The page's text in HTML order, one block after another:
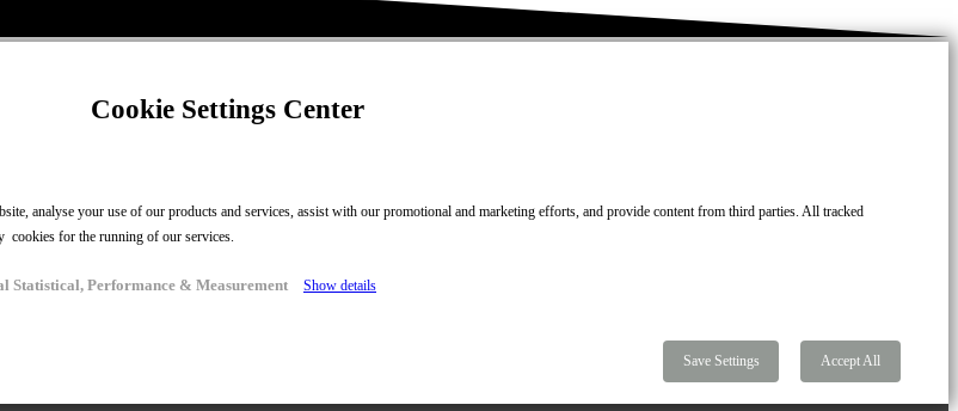
Cookie Settings Center
analyse your use of our products and services, assist with our promotional and marketing efforts, and provide content from third parties. All tracked
cookies for the running of our services.
Statistical, Performance & Measurement Show details
Accept All
Save Settings